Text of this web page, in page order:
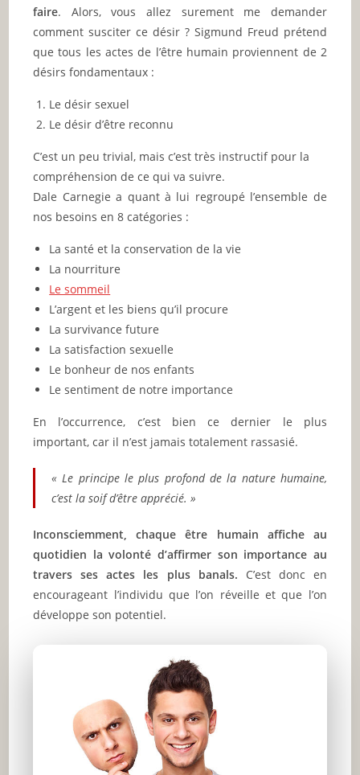
faire. Alors, vous allez surement me demander
comment susciter ce désir ? Sigmund Freud prétend
que tous les actes de l’être humain proviennent de 2
désirs fondamentaux :
Le désir sexuel
Le désir d’être reconnu
C’est un peu trivial, mais c’est très instructif pour la
compréhension de ce qui va suivre.
Dale Carnegie a quant à lui regroupé l’ensemble de
nos besoins en 8 catégories :
La santé et la conservation de la vie
La nourriture
Le sommeil
L’argent et les biens qu’il procure
La survivance future
La satisfaction sexuelle
Le bonheur de nos enfants
Le sentiment de notre importance
En l’occurrence, c’est bien ce dernier le plus
important, car il n’est jamais totalement rassasié.
« Le principe le plus profond de la nature humaine,
c’est la soif d’être apprécié. »
Inconsciemment, chaque être humain affiche au
quotidien la volonté d’affirmer son importance au
travers ses actes les plus banals. C’est donc en
encourageant l’individu que l’on réveille et que l’on
développe son potentiel.